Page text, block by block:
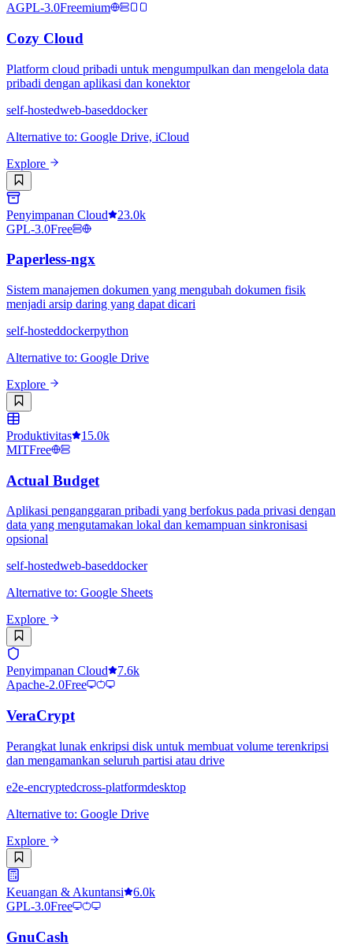
AGPL-3.0Freemium
Cozy Cloud
Platform cloud pribadi untuk mengumpulkan dan mengelola data
pribadi dengan aplikasi dan konektor
self-hostedweb-baseddocker
Alternative to: Google Drive, iCloud
Explore
Penyimpanan Cloud
23.0k
GPL-3.0Free
Paperless-ngx
Sistem manajemen dokumen yang mengubah dokumen fisik
menjadi arsip daring yang dapat dicari
self-hosteddockerpython
Alternative to: Google Drive
Explore
Produktivitas
15.0k
MITFree
Actual Budget
Aplikasi penganggaran pribadi yang berfokus pada privasi dengan
data yang mengutamakan lokal dan kemampuan sinkronisasi
opsional
self-hostedweb-baseddocker
Alternative to: Google Sheets
Explore
Penyimpanan Cloud
7.6k
Apache-2.0Free
VeraCrypt
Perangkat lunak enkripsi disk untuk membuat volume terenkripsi
dan mengamankan seluruh partisi atau drive
e2e-encryptedcross-platformdesktop
Alternative to: Google Drive
Explore
Keuangan & Akuntansi
6.0k
GPL-3.0Free
GnuCash